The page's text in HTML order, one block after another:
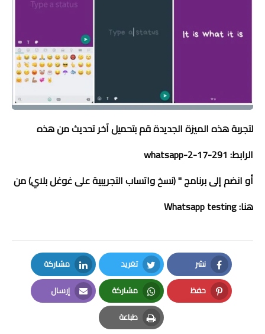
لتجربة هذه الميزة الجديدة قم بتحميل آخر تحديث من هذه
الرابط:
whatsapp-2-17-291
أو انضم إلى برنامج " (نسخ واتساب التجريبية على غوغل بلاي) من
هنا:Whatsapp testing
نشر
Facebook
تغريد
Twitter
مشاركة
LinkedIn
حفظ
Pinterest
مشاركة
Whatsapp
إرسال
Email
طباعة